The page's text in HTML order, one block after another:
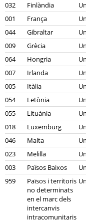
032
Finlàndia
001
França
044
Gibraltar
009
Grècia
064
Hongria
007
Irlanda
005
Itàlia
054
Letònia
055
Lituània
018
Luxemburg
046
Malta
023
Melilla
003
Països Baixos
959
Països i territoris
no determinats
en el marc dels
intercanvis
intracomunitaris